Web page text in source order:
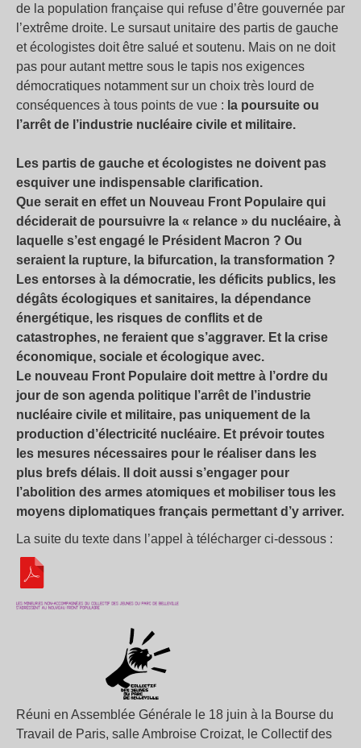
de la population française qui refuse d’être gouvernée par
l’extrême droite. Le sursaut unitaire des partis de gauche
et écologistes doit être salué et soutenu. Mais on ne doit
pas pour autant mettre sous le tapis nos exigences
démocratiques notamment sur un choix très lourd de
conséquences à tous points de vue : la poursuite ou
l’arrêt de l’industrie nucléaire civile et militaire.
Les partis de gauche et écologistes ne doivent pas
esquiver une indispensable clarification.
Que serait en effet un Nouveau Front Populaire qui
déciderait de poursuivre la « relance » du nucléaire, à
laquelle s’est engagé le Président Macron ? Ou
seraient la rupture, la bifurcation, la transformation ?
Les entorses à la démocratie, les déficits publics, les
dégâts écologiques et sanitaires, la dépendance
énergétique, les risques de conflits et de
catastrophes, ne feraient que s’aggraver. Et la crise
économique, sociale et écologique avec.
Le nouveau Front Populaire doit mettre à l’ordre du
jour de son agenda politique l’arrêt de l’industrie
nucléaire civile et militaire, pas uniquement de la
production d’électricité nucléaire. Et prévoir toutes
les mesures nécessaires pour le réaliser dans les
plus brefs délais. Il doit aussi s’engager pour
l’abolition des armes atomiques et mobiliser tous les
moyens diplomatiques français permettant d’y arriver.
La suite du texte dans l’appel à télécharger ci-dessous :
Réuni en Assemblée Générale le 18 juin à la Bourse du
Travail de Paris, salle Ambroise Croizat, le Collectif des